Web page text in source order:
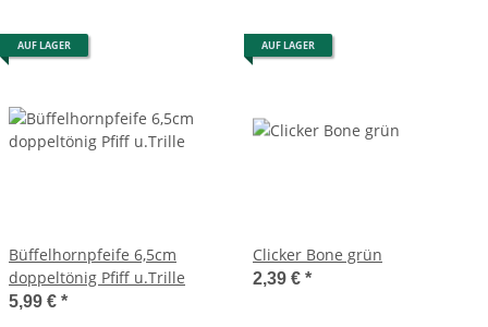
AUF LAGER
Büffelhornpfeife 6,5cm
doppeltönig Pfiff u.Trille
5,99 € *
AUF LAGER
Clicker Bone grün
2,39 € *